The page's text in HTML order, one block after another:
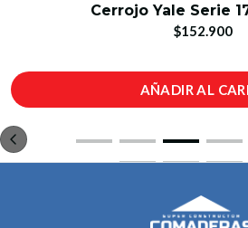
Cerrojo Yale Serie
$152.900
AÑADIR AL